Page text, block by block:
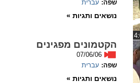
Increase font
spellcheck
גופן קריא
שפה: עברית
נושאים ותגיות »
הקטמונים מפגינים
07/06/06
שפה: עברית
נושאים ותגיות »